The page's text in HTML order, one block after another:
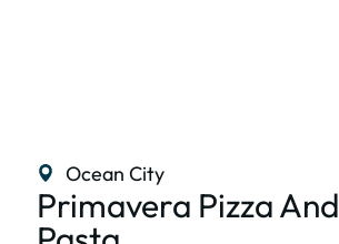
Ocean City
Primavera Pizza And